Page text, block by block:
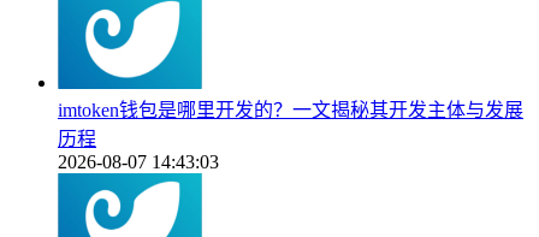
imtoken钱包是哪里开发的？一文揭秘其开发主体与发展
历程
2026-08-07 14:43:03